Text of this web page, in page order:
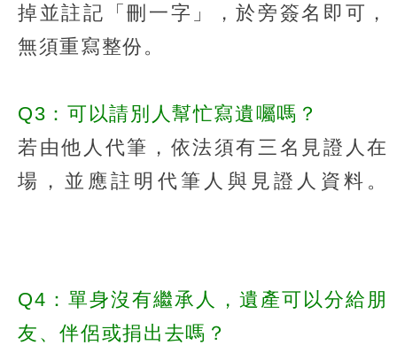
掉並註記「刪一字」，於旁簽名即可，
無須重寫整份。
Q3：可以請別人幫忙寫遺囑嗎？
若由他人代筆，依法須有三名見證人在
場，並應註明代筆人與見證人資料。
Q4：單身沒有繼承人，遺產可以分給朋
友、伴侶或捐出去嗎？